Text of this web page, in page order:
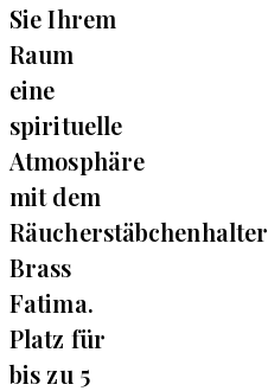
Sie Ihrem
Raum
eine
spirituelle
Atmosphäre
mit dem
Räucherstäbchenhalter
Brass
Fatima.
Platz für
bis zu 5